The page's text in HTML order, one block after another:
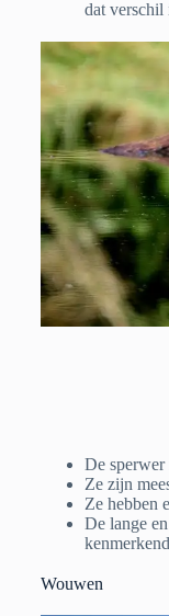
dat verschil
De
Ze zijn
Ze hebben
De lange
Wouwen